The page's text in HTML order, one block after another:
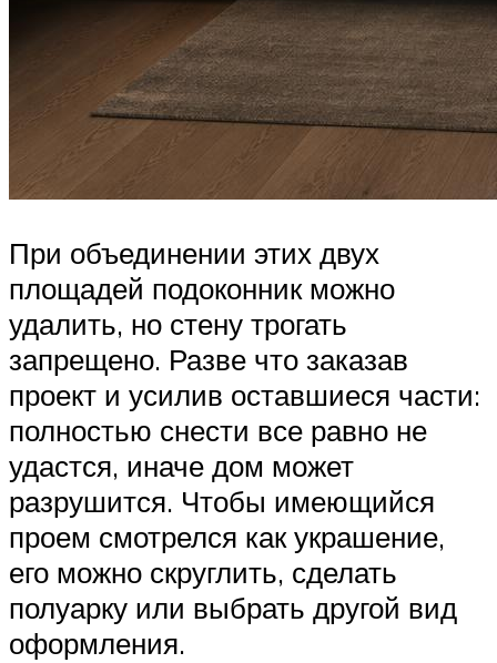
При объединении этих двух
площадей подоконник можно
удалить, но стену трогать
запрещено. Разве что заказав
проект и усилив оставшиеся части:
полностью снести все равно не
удастся, иначе дом может
разрушится. Чтобы имеющийся
проем смотрелся как украшение,
его можно скруглить, сделать
полуарку или выбрать другой вид
оформления.